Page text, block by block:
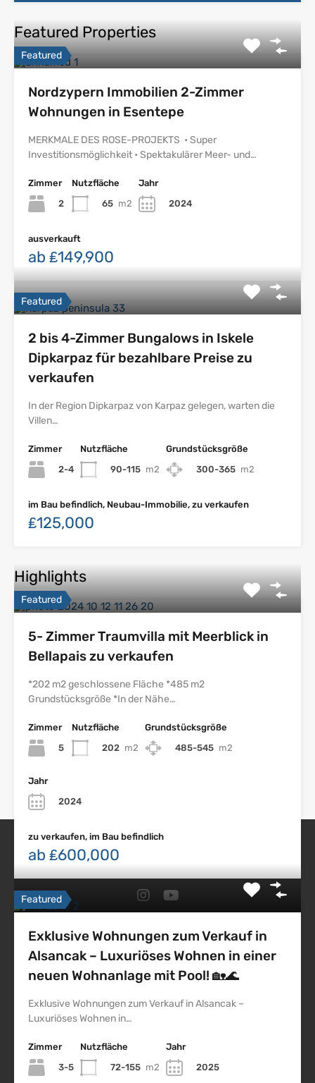
Featured Properties
Featured
Nordzypern Immobilien 2-Zimmer
Wohnungen in Esentepe
MERKMALE DES ROSE-PROJEKTS • Super
Investitionsmöglichkeit • Spektakulärer Meer- und…
Zimmer
2
Nutzfläche
65 m2
Jahr
2024
ausverkauft
ab ₤149,900
Featured
2 bis 4-Zimmer Bungalows in Iskele
Dipkarpaz für bezahlbare Preise zu
verkaufen
In der Region Dipkarpaz von Karpaz gelegen, warten die
Villen…
Zimmer
2-4
Nutzfläche
90-115 m2
Grundstücksgröße
300-365 m2
im Bau befindlich, Neubau-Immobilie, zu verkaufen
₤125,000
Highlights
Featured
5- Zimmer Traumvilla mit Meerblick in
Bellapais zu verkaufen
*202 m2 geschlossene Fläche *485 m2
Grundstücksgröße *In der Nähe…
Zimmer
5
Nutzfläche
202 m2
Grundstücksgröße
485-545 m2
Jahr
2024
zu verkaufen, im Bau befindlich
ab ₤600,000
Featured
Exklusive Wohnungen zum Verkauf in
Alsancak – Luxuriöses Wohnen in einer
neuen Wohnanlage mit Pool! 🏡🌊
Exklusive Wohnungen zum Verkauf in Alsancak –
Luxuriöses Wohnen in…
Zimmer
3-5
Nutzfläche
72-155 m2
Jahr
2025
Nordzypern Immobilien
Impressum
Datenschutz
Northskyproperty
Erdem Citil